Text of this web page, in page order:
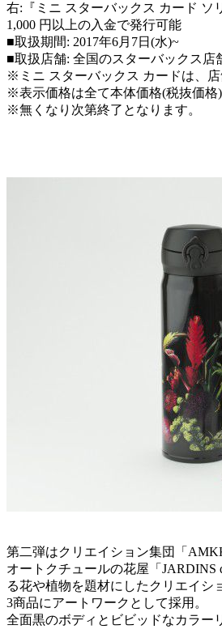
右:『ミニ スターバックス カード ソ
1,000 円以上の入金で発行可能
■取扱期間: 2017年6月7日(水)~
■取扱店舗: 全国のスターバックス
※ミニ スターバックス カードは、店
※表示価格は全て本体価格(税抜価格)
※無くなり次第終了となります。
第二弾はクリエイション集団「
オートクチュールの花屋「
る花や植物を題材にしたクリエイ
3商品にアートワークとして採用。
全面黒のボディとビビッドなカラー